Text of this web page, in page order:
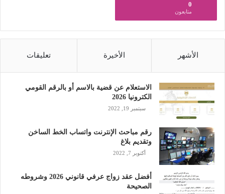
0
متابعون
الأشهر الأخيرة تعليقات
الاستعلام عن قضية بالاسم أو بالرقم القومي
الكترونيا 2026
سبتمبر 19, 2022
رقم مباحث الإنترنت واتساب الخط الساخن
وتقديم بلاغ
أكتوبر 7, 2022
أفضل عقد زواج عرفي قانوني 2026 وشروطه
الصحيحة